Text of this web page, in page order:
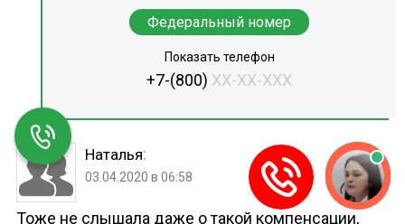
Федеральный номер
Показать телефон
+7-(800) XX-XX-XXX
Наталья:
03.04.2020 в 06:58
Тоже не слышала даже о такой компенсации,